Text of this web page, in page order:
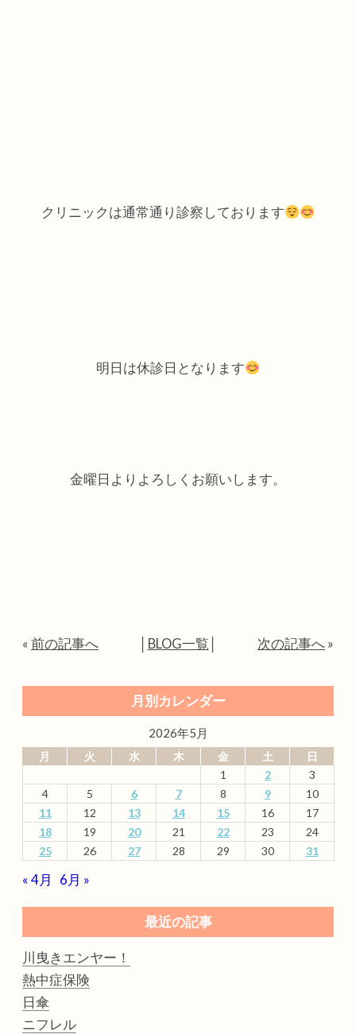
クリニックは通常通り診察しております
明日は休診日となります
金曜日よりよろしくお願いします。
« 前の記事へ BLOG一覧 次の記事へ »
月別カレンダー
2026年5月
月 火 水 木 金 土
日
1
2
3
4
5 6 7 8 9
10
11
12 13 14 15 16
17
18
19 20 21 22 23
24
25
26 27 28 29 30 31
« 4月 6月 »
最近の記事
川曳きエンヤー！
熱中症保険
日傘
ニフレル